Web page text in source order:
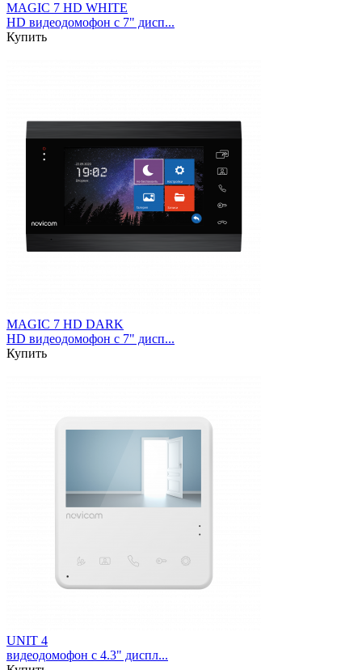
MAGIC 7 HD WHITE
HD видеодомофон с 7" дисп...
Купить
MAGIC 7 HD DARK
HD видеодомофон с 7" дисп...
Купить
UNIT 4
видеодомофон с 4.3" диспл...